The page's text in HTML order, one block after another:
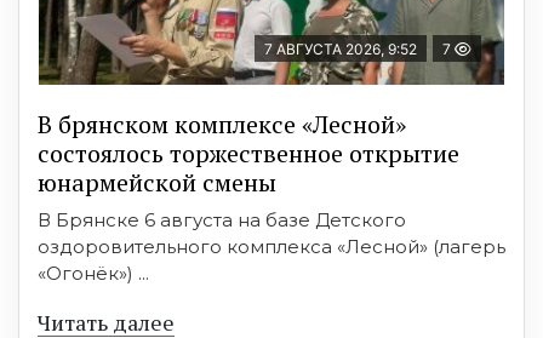
7 АВГУСТА 2026, 9:52 7
В брянском комплексе «Лесной»
состоялось торжественное открытие
юнармейской смены
В Брянске 6 августа на базе Детского
оздоровительного комплекса «Лесной» (лагерь
«Огонёк») ...
Читать далее